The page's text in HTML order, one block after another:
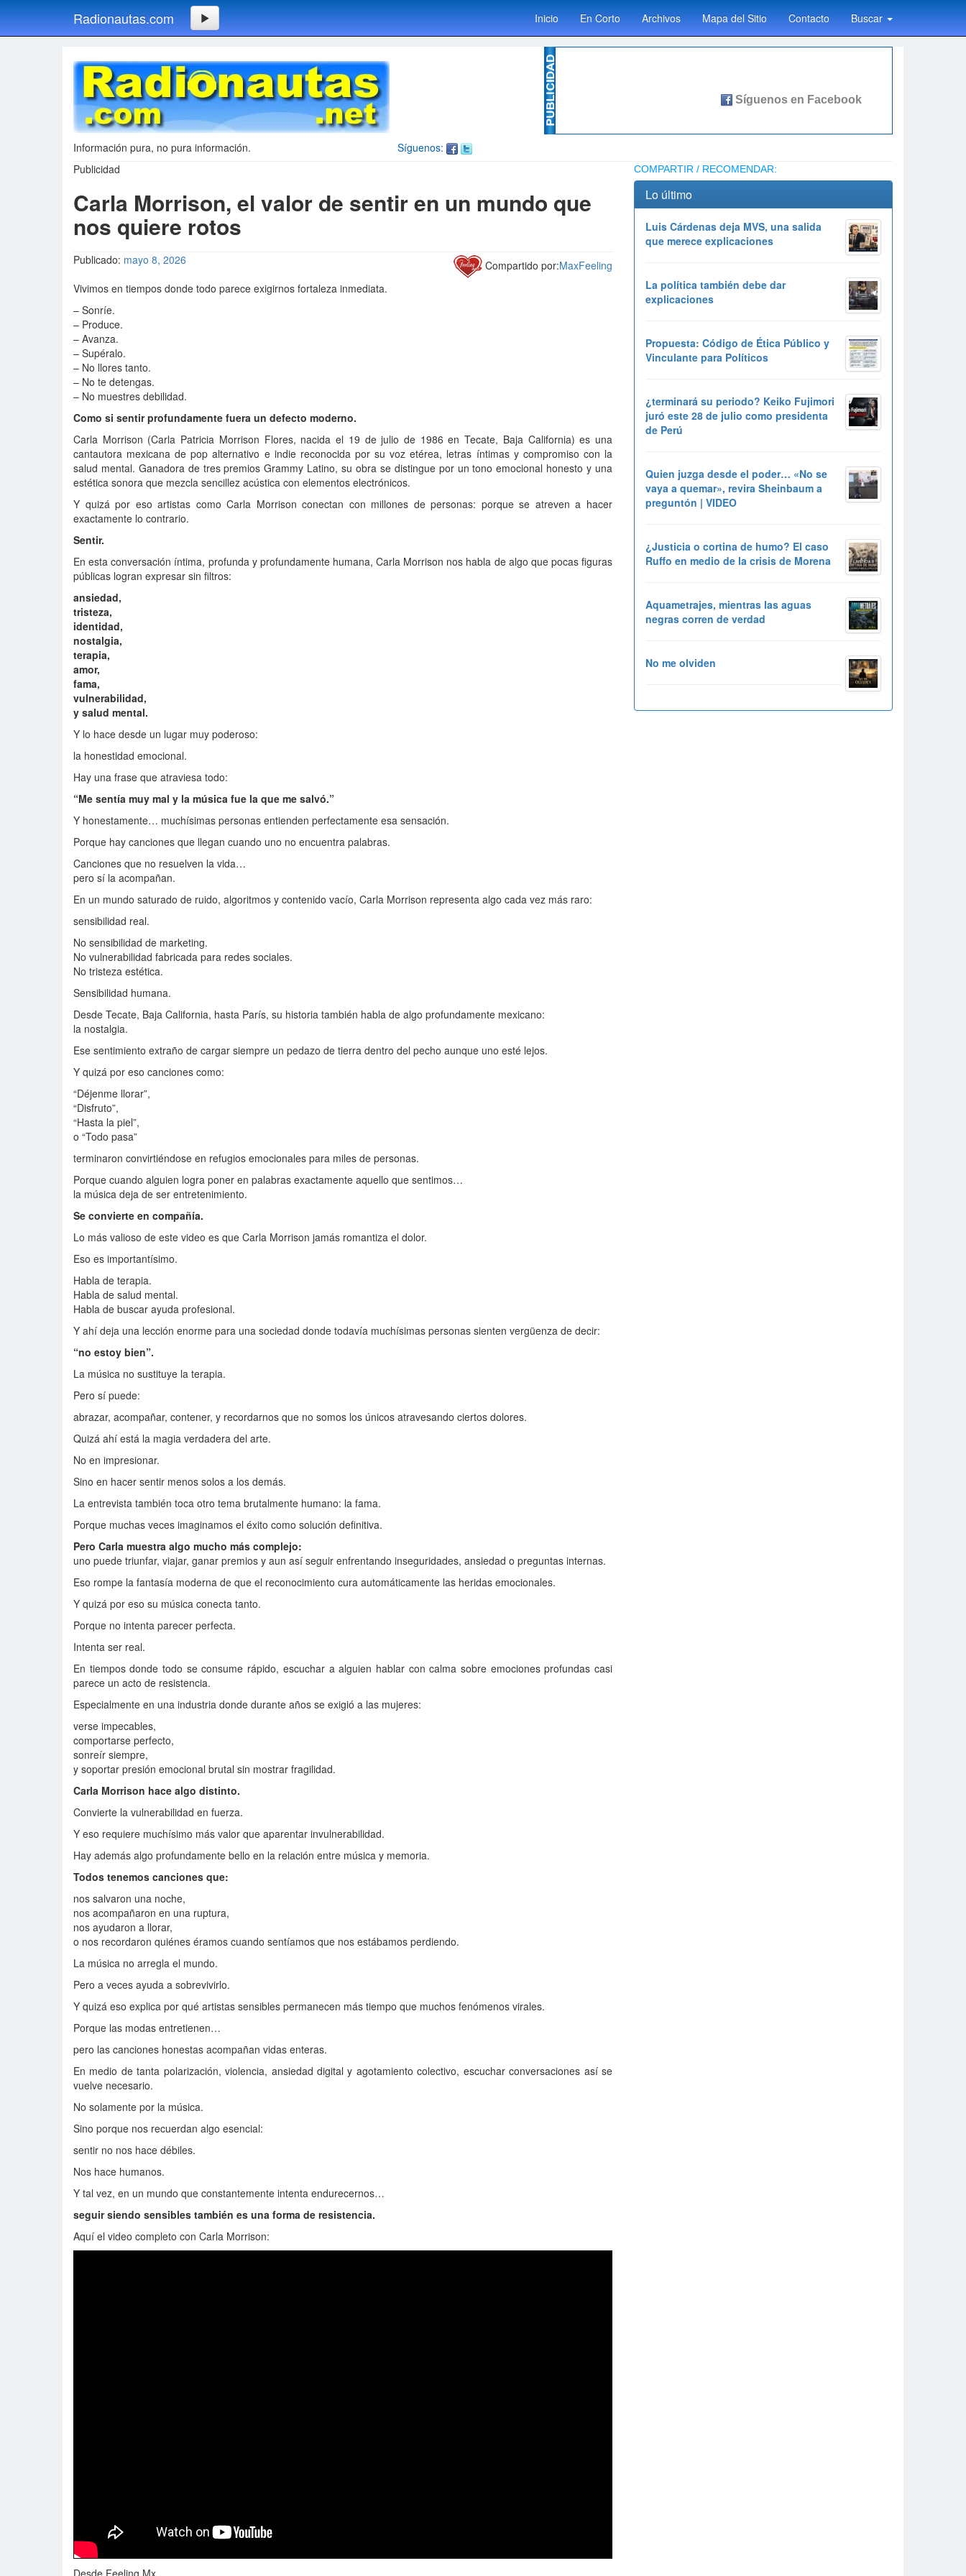
Radionautas.com Inicio En Corto Archivos Mapa del Sitio Contacto Buscar
Síguenos:
Información pura, no pura información.
Publicidad
Carla Morrison, el valor de sentir en un mundo que
nos quiere rotos
Publicado: mayo 8, 2026 Compartido por:MaxFeeling
Vivimos en tiempos donde todo parece exigirnos fortaleza inmediata.
– Sonríe.
– Produce.
– Avanza.
– Supéralo.
– No llores tanto.
– No te detengas.
– No muestres debilidad.
Como si sentir profundamente fuera un defecto moderno.
Carla Morrison (Carla Patricia Morrison Flores, nacida el 19 de julio de 1986 en Tecate, Baja California) es una
cantautora mexicana de pop alternativo e indie reconocida por su voz etérea, letras íntimas y compromiso con la
salud mental. Ganadora de tres premios Grammy Latino, su obra se distingue por un tono emocional honesto y una
estética sonora que mezcla sencillez acústica con elementos electrónicos.
Y quizá por eso artistas como Carla Morrison conectan con millones de personas: porque se atreven a hacer
exactamente lo contrario.
Sentir.
En esta conversación íntima, profunda y profundamente humana, Carla Morrison nos habla de algo que pocas figuras
públicas logran expresar sin filtros:
ansiedad,
tristeza,
identidad,
nostalgia,
terapia,
amor,
fama,
vulnerabilidad,
y salud mental.
Y lo hace desde un lugar muy poderoso:
la honestidad emocional.
Hay una frase que atraviesa todo:
“Me sentía muy mal y la música fue la que me salvó.”
Y honestamente… muchísimas personas entienden perfectamente esa sensación.
Porque hay canciones que llegan cuando uno no encuentra palabras.
Canciones que no resuelven la vida…
pero sí la acompañan.
En un mundo saturado de ruido, algoritmos y contenido vacío, Carla Morrison representa algo cada vez más raro:
sensibilidad real.
No sensibilidad de marketing.
No vulnerabilidad fabricada para redes sociales.
No tristeza estética.
Sensibilidad humana.
Desde Tecate, Baja California, hasta París, su historia también habla de algo profundamente mexicano:
la nostalgia.
Ese sentimiento extraño de cargar siempre un pedazo de tierra dentro del pecho aunque uno esté lejos.
Y quizá por eso canciones como:
“Déjenme llorar”,
“Disfruto”,
“Hasta la piel”,
o “Todo pasa”
terminaron convirtiéndose en refugios emocionales para miles de personas.
Porque cuando alguien logra poner en palabras exactamente aquello que sentimos…
la música deja de ser entretenimiento.
Se convierte en compañía.
Lo más valioso de este video es que Carla Morrison jamás romantiza el dolor.
Eso es importantísimo.
Habla de terapia.
Habla de salud mental.
Habla de buscar ayuda profesional.
Y ahí deja una lección enorme para una sociedad donde todavía muchísimas personas sienten vergüenza de decir:
“no estoy bien”.
La música no sustituye la terapia.
Pero sí puede:
abrazar, acompañar, contener, y recordarnos que no somos los únicos atravesando ciertos dolores.
Quizá ahí está la magia verdadera del arte.
No en impresionar.
Sino en hacer sentir menos solos a los demás.
La entrevista también toca otro tema brutalmente humano: la fama.
Porque muchas veces imaginamos el éxito como solución definitiva.
Pero Carla muestra algo mucho más complejo:
uno puede triunfar, viajar, ganar premios y aun así seguir enfrentando inseguridades, ansiedad o preguntas internas.
Eso rompe la fantasía moderna de que el reconocimiento cura automáticamente las heridas emocionales.
Y quizá por eso su música conecta tanto.
Porque no intenta parecer perfecta.
Intenta ser real.
En tiempos donde todo se consume rápido, escuchar a alguien hablar con calma sobre emociones profundas casi
parece un acto de resistencia.
Especialmente en una industria donde durante años se exigió a las mujeres:
verse impecables,
comportarse perfecto,
sonreír siempre,
y soportar presión emocional brutal sin mostrar fragilidad.
Carla Morrison hace algo distinto.
Convierte la vulnerabilidad en fuerza.
Y eso requiere muchísimo más valor que aparentar invulnerabilidad.
Hay además algo profundamente bello en la relación entre música y memoria.
Todos tenemos canciones que:
nos salvaron una noche,
nos acompañaron en una ruptura,
nos ayudaron a llorar,
o nos recordaron quiénes éramos cuando sentíamos que nos estábamos perdiendo.
La música no arregla el mundo.
Pero a veces ayuda a sobrevivirlo.
Y quizá eso explica por qué artistas sensibles permanecen más tiempo que muchos fenómenos virales.
Porque las modas entretienen…
pero las canciones honestas acompañan vidas enteras.
En medio de tanta polarización, violencia, ansiedad digital y agotamiento colectivo, escuchar conversaciones así se
vuelve necesario.
No solamente por la música.
Sino porque nos recuerdan algo esencial:
sentir no nos hace débiles.
Nos hace humanos.
Y tal vez, en un mundo que constantemente intenta endurecernos…
seguir siendo sensibles también es una forma de resistencia.
Aquí el video completo con Carla Morrison:
COMPARTIR / RECOMENDAR:
Lo último
Luis Cárdenas deja MVS, una salida
que merece explicaciones
La política también debe dar
explicaciones
Propuesta: Código de Ética Público y
Vinculante para Políticos
¿terminará su periodo? Keiko Fujimori
juró este 28 de julio como presidenta
de Perú
Quien juzga desde el poder… «No se
vaya a quemar», revira Sheinbaum a
preguntón | VIDEO
¿Justicia o cortina de humo? El caso
Ruffo en medio de la crisis de Morena
Aquametrajes, mientras las aguas
negras corren de verdad
No me olviden